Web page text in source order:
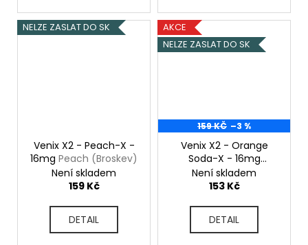
NELZE ZASLAT DO SK
Venix X2 - Peach-X -
16mg Peach (Broskev)
Není skladem
159 Kč
DETAIL
AKCE
NELZE ZASLAT DO SK
159 KČ –3 %
Venix X2 - Orange
Soda-X - 16mg
Orange Soda
(Pomeranč,
Není skladem
153 Kč
DETAIL